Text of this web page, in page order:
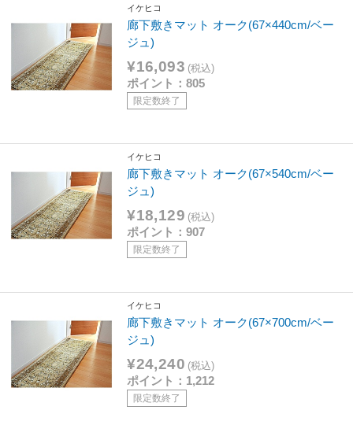
イケヒコ
廊下敷きマット オーク(67×440cm/ベー
ジュ)
¥16,093 (税込)
ポイント：805
限定数終了
イケヒコ
廊下敷きマット オーク(67×540cm/ベー
ジュ)
¥18,129 (税込)
ポイント：907
限定数終了
イケヒコ
廊下敷きマット オーク(67×700cm/ベー
ジュ)
¥24,240 (税込)
ポイント：1,212
限定数終了